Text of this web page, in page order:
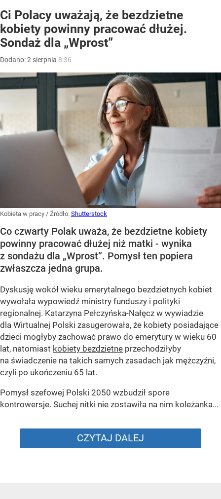
Ci Polacy uważają, że bezdzietne
kobiety powinny pracować dłużej.
Sondaż dla „Wprost”
Dodano:2 sierpnia 8:36
Kobieta w pracy / Źródło: Shutterstock
Co czwarty Polak uważa, że bezdzietne kobiety
powinny pracować dłużej niż matki - wynika
z sondażu dla „Wprost”. Pomysł ten popiera
zwłaszcza jedna grupa.
Dyskusję wokół wieku emerytalnego bezdzietnych kobiet
wywołała wypowiedź ministry funduszy i polityki
regionalnej. Katarzyna Pełczyńska-Nałęcz w wywiadzie
dla Wirtualnej Polski zasugerowała, że kobiety posiadające
dzieci mogłyby zachować prawo do emerytury w wieku 60
lat, natomiast kobiety bezdzietne przechodziłyby
na świadczenie na takich samych zasadach jak mężczyźni,
czyli po ukończeniu 65 lat.
Pomysł szefowej Polski 2050 wzbudził spore
kontrowersje. Suchej nitki nie zostawiła na nim koleżanka...
CZYTAJ DALEJ